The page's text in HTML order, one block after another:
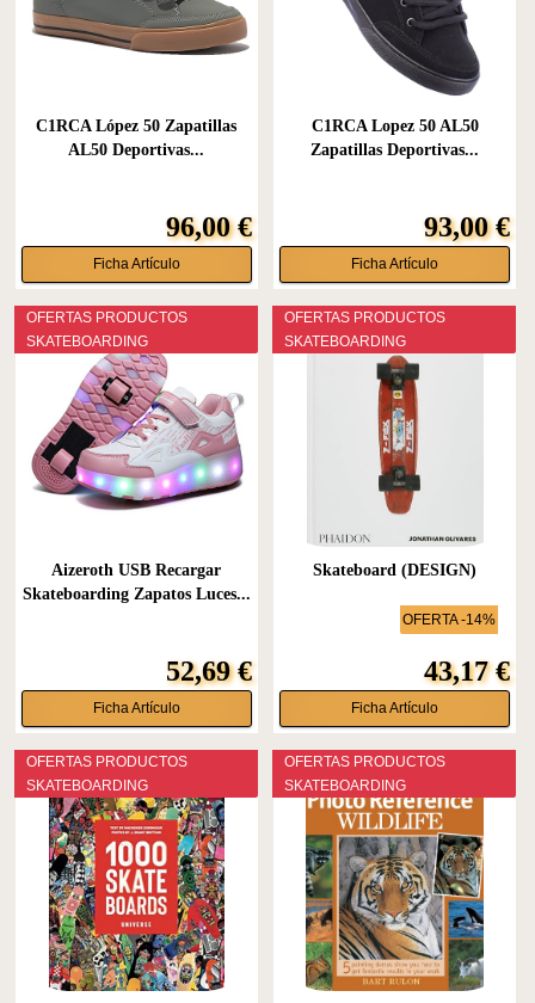
C1RCA López 50 Zapatillas
AL50 Deportivas...
96,00 €
Ficha Artículo
C1RCA Lopez 50 AL50
Zapatillas Deportivas...
93,00 €
Ficha Artículo
OFERTAS PRODUCTOS
SKATEBOARDING
Aizeroth USB Recargar
Skateboarding Zapatos Luces...
52,69 €
Ficha Artículo
OFERTA -14%
OFERTAS PRODUCTOS
SKATEBOARDING
Skateboard (DESIGN)
43,17 €
Ficha Artículo
OFERTAS PRODUCTOS
SKATEBOARDING
OFERTAS PRODUCTOS
SKATEBOARDING